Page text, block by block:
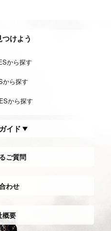
けよう
から探す
から探す
から探す
イド
ご質問
わせ
概要